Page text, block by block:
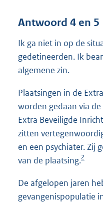
Antwoord 4 en 5
Ik ga niet in op de
gedetineerden. Ik
algemene zin.
Plaatsingen in de
worden gedaan via de
Extra Beveiligde
zitten
en een psychiater. Zij
van de plaatsing.2
De afgelopen jaren
gevangenispopulatie